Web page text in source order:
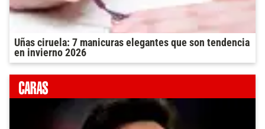
Uñas ciruela: 7 manicuras elegantes que son tendencia
en invierno 2026